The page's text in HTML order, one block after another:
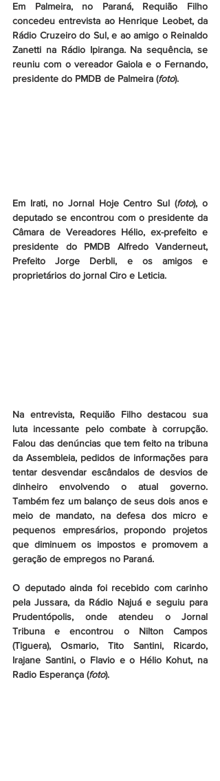
Em Palmeira, no Paraná, Requião Filho
concedeu entrevista ao Henrique Leobet, da
Rádio Cruzeiro do Sul, e ao amigo o Reinaldo
Zanetti na Rádio Ipiranga. Na sequência, se
reuniu com o vereador Gaiola e o Fernando,
presidente do PMDB de Palmeira (foto).
Em Irati, no Jornal Hoje Centro Sul (foto), o
deputado se encontrou com o presidente da
Câmara de Vereadores Hélio, ex-prefeito e
presidente do PMDB Alfredo Vanderneut,
Prefeito Jorge Derbli, e os amigos e
proprietários do jornal Ciro e Leticia.
Na entrevista, Requião Filho destacou sua
luta incessante pelo combate à corrupção.
Falou das denúncias que tem feito na tribuna
da Assembleia, pedidos de informações para
tentar desvendar escândalos de desvios de
dinheiro envolvendo o atual governo.
Também fez um balanço de seus dois anos e
meio de mandato, na defesa dos micro e
pequenos empresários, propondo projetos
que diminuem os impostos e promovem a
geração de empregos no Paraná.
O deputado ainda foi recebido com carinho
pela Jussara, da Rádio Najuá e seguiu para
Prudentópolis, onde atendeu o Jornal
Tribuna e encontrou o Nilton Campos
(Tiguera), Osmario, Tito Santini, Ricardo,
Irajane Santini, o Flavio e o Hélio Kohut, na
Radio Esperança (foto).